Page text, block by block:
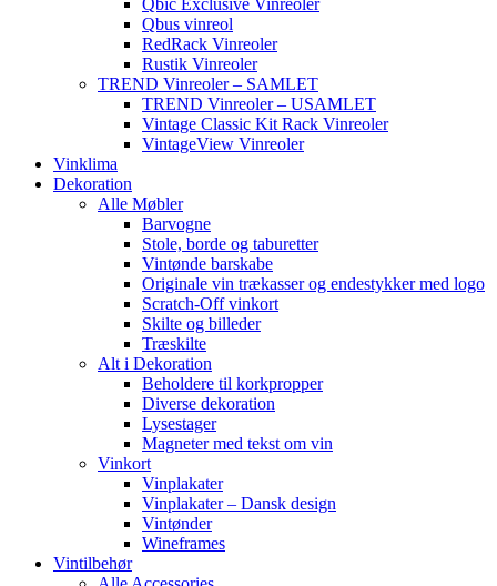
Qbic Exclusive Vinreoler
Qbus vinreol
RedRack Vinreoler
Rustik Vinreoler
TREND Vinreoler – SAMLET
TREND Vinreoler – USAMLET
Vintage Classic Kit Rack Vinreoler
VintageView Vinreoler
Vinklima
Dekoration
Alle Møbler
Barvogne
Stole, borde og taburetter
Vintønde barskabe
Originale vin trækasser og endestykker med logo
Scratch-Off vinkort
Skilte og billeder
Træskilte
Alt i Dekoration
Beholdere til korkpropper
Diverse dekoration
Lysestager
Magneter med tekst om vin
Vinkort
Vinplakater
Vinplakater – Dansk design
Vintønder
Wineframes
Vintilbehør